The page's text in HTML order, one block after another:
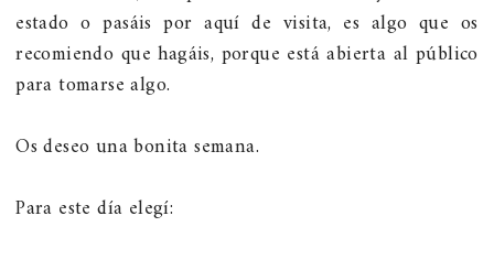
estado o pasáis por aquí de visita, es algo que os
recomiendo que hagáis, porque está abierta al público
para tomarse algo.
Os deseo una bonita semana.
Para este día elegí: